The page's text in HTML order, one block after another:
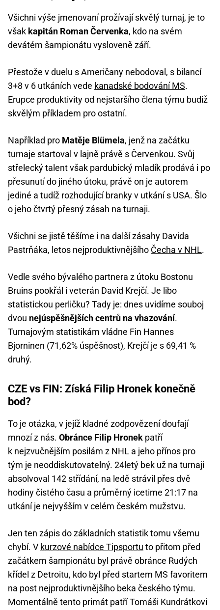
Všichni výše jmenovaní prožívají skvělý turnaj, je to
však kapitán Roman Červenka, kdo na svém
devátém šampionátu vysloveně září.
Přestože v duelu s Američany nebodoval, s bilancí
3+8 v 6 utkáních vede kanadské bodování MS.
Erupce produktivity od nejstaršího člena týmu budiž
skvělým příkladem pro ostatní.
Například pro Matěje Blümela, jenž na začátku
turnaje startoval v lajně právě s Červenkou. Svůj
střelecký talent však pardubický mladík prodává i po
přesunutí do jiného útoku, právě on je autorem
jediné a tudíž rozhodující branky v utkání s USA. Šlo
o jeho čtvrtý přesný zásah na turnaji.
Všichni se jistě těšíme i na další zásahy Davida
Pastrňáka, letos nejproduktivnějšího Čecha v NHL.
Vedle svého bývalého partnera z útoku Bostonu
Bruins pookřál i veterán David Krejčí. Je libo
statistickou perličku? Tady je: dnes uvidíme souboj
dvou nejúspěšnějších centrů na vhazování.
Turnajovým statistikám vládne Fin Hannes
Bjorninen (71,62% úspěšnost), Krejčí je s 69,41 %
druhý.
CZE vs FIN: Získá Filip Hronek konečně
bod?
To je otázka, v jejíž kladné zodpovězení doufají
mnozí z nás. Obránce Filip Hronek patří
k nejzvučnějším posilám z NHL a jeho přínos pro
tým je neoddiskutovatelný. 24letý bek už na turnaji
absolvoval 142 střídání, na ledě strávil přes dvě
hodiny čistého času a průměrný icetime 21:17 na
utkání je nejvyšším v celém českém mužstvu.
Jen ten zápis do základních statistik tomu všemu
chybí. V kurzové nabídce Tipsportu to přitom před
začátkem šampionátu byl právě obránce Rudých
křídel z Detroitu, kdo byl před startem MS favoritem
na post nejproduktivnějšího beka českého týmu.
Momentálně tento primát patří Tomáši Kundrátkovi